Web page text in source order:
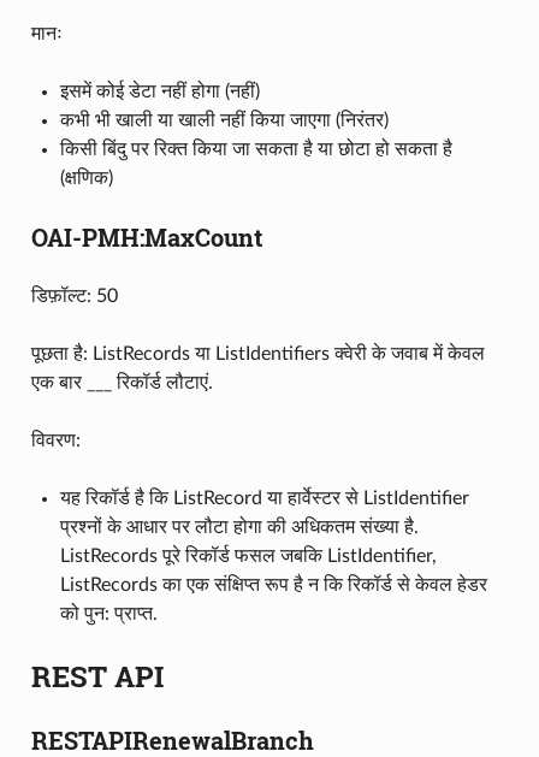
मानः
इसमें कोई डेटा नहीं होगा (नहीं)
कभी भी खाली या खाली नहीं किया जाएगा (निरंतर)
किसी बिंदु पर रिक्त किया जा सकता है या छोटा हो सकता है
(क्षणिक)
OAI-PMH:MaxCount
डिफ़ॉल्ट: 50
पूछता है: ListRecords या ListIdentifiers क्वेरी के जवाब में केवल
एक बार ___ रिकॉर्ड लौटाएं.
विवरण:
यह रिकॉर्ड है कि ListRecord या हार्वेस्टर से ListIdentifier
प्रश्नों के आधार पर लौटा होगा की अधिकतम संख्या है.
ListRecords पूरे रिकॉर्ड फसल जबकि ListIdentifier,
ListRecords का एक संक्षिप्त रूप है न कि रिकॉर्ड से केवल हेडर
को पुन: प्राप्त.
REST API
RESTAPIRenewalBranch